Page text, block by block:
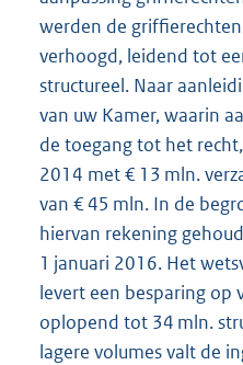
werden de
verhoogd, leidend tot
structureel. Naar
van uw Kamer, waarin
de toegang tot het
2014 met € 13 mln.
van € 45 mln. In de
hiervan rekening
1 januari 2016. Het
levert een besparing op
oplopend tot 34 mln.
lagere volumes valt de